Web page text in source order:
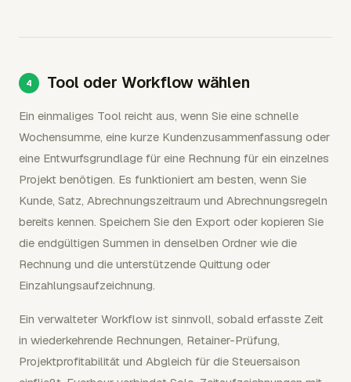
Tool oder Workflow wählen
Ein einmaliges Tool reicht aus, wenn Sie eine schnelle
Wochensumme, eine kurze Kundenzusammenfassung oder
eine Entwurfsgrundlage für eine Rechnung für ein einzelnes
Projekt benötigen. Es funktioniert am besten, wenn Sie
Kunde, Satz, Abrechnungszeitraum und Abrechnungsregeln
bereits kennen. Speichern Sie den Export oder kopieren Sie
die endgültigen Summen in denselben Ordner wie die
Rechnung und die unterstützende Quittung oder
Einzahlungsaufzeichnung.
Ein verwalteter Workflow ist sinnvoll, sobald erfasste Zeit
in wiederkehrende Rechnungen, Retainer-Prüfung,
Projektprofitabilität und Abgleich für die Steuersaison